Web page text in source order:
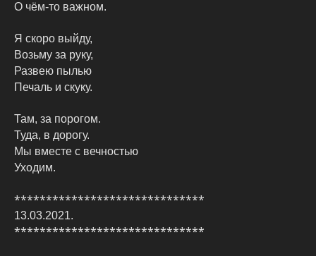
О чём-то важном.
Я скоро выйду,
Возьму за руку,
Развею пылью
Печаль и скуку.
Там, за порогом.
Туда, в дорогу.
Мы вместе с вечностью
Уходим.
******************************
13.03.2021.
******************************